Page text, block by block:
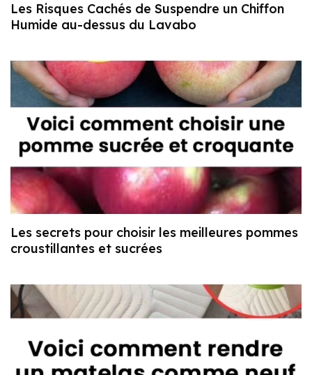
Les Risques Cachés de Suspendre un Chiffon
Humide au-dessus du Lavabo
Les secrets pour choisir les meilleures pommes
croustillantes et sucrées